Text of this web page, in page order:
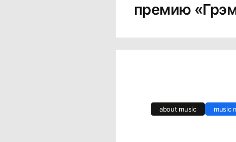
премию
about music music